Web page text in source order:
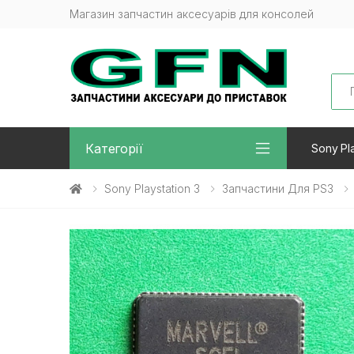
Магазин запчастин аксесуарів для консолей
Категорії Sony
Sony Playstation 3 Запчастини Для PS3